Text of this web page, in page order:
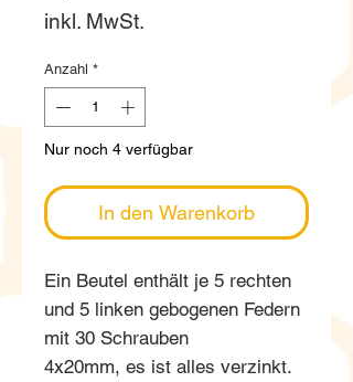
inkl. MwSt.
Anzahl *
Nur noch 4 verfügbar
In den Warenkorb
Ein Beutel enthält je 5 rechten
und 5 linken gebogenen Federn
mit 30 Schrauben
4x20mm, es ist alles verzinkt.